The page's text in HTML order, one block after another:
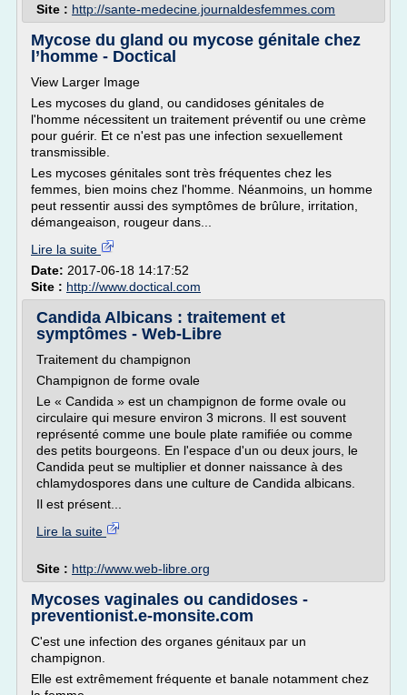
Site : http://sante-medecine.journaldesfemmes.com
Mycose du gland ou mycose génitale chez
l’homme - Doctical
View Larger Image
Les mycoses du gland, ou candidoses génitales de
l'homme nécessitent un traitement préventif ou une crème
pour guérir. Et ce n'est pas une infection sexuellement
transmissible.
Les mycoses génitales sont très fréquentes chez les
femmes, bien moins chez l'homme. Néanmoins, un homme
peut ressentir aussi des symptômes de brûlure, irritation,
démangeaison, rougeur dans...
Lire la suite
Date: 2017-06-18 14:17:52
Site : http://www.doctical.com
Candida Albicans : traitement et
symptômes - Web-Libre
Traitement du champignon
Champignon de forme ovale
Le « Candida » est un champignon de forme ovale ou
circulaire qui mesure environ 3 microns. Il est souvent
représenté comme une boule plate ramifiée ou comme
des petits bourgeons. En l'espace d'un ou deux jours, le
Candida peut se multiplier et donner naissance à des
chlamydospores dans une culture de Candida albicans.
Il est présent...
Lire la suite
Site : http://www.web-libre.org
Mycoses vaginales ou candidoses -
preventionist.e-monsite.com
C'est une infection des organes génitaux par un
champignon.
Elle est extrêmement fréquente et banale notamment chez